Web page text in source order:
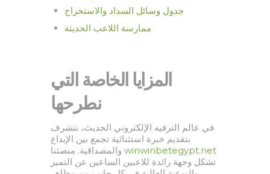
جدول وسائل السداد والاستخراج
ممارسة اللاعب الحديثة
المزايا الخاصة التي
نطرحها
في عالم الترفيه الإلكتروني الحديث، نتشرف
بتقديم خبرة استثنائية تجمع بين الإبداع
winwinbetegypt.net
تشكل وجهة رائدة للاعبين الساعين عن التميز